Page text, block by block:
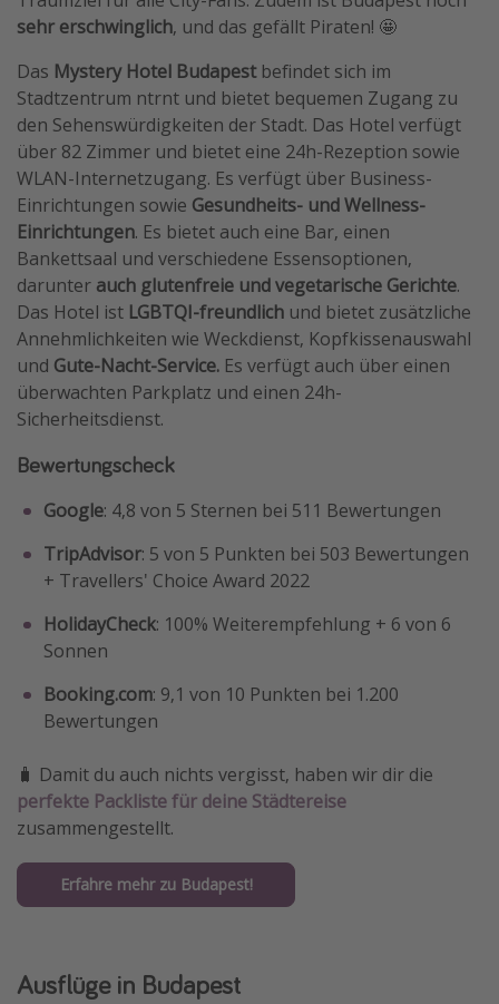
sehr erschwinglich, und das gefällt Piraten! 🤩
Das Mystery Hotel Budapestbefindet sich im
Stadtzentrum ntrnt und bietet bequemen Zugang zu
den Sehenswürdigkeiten der Stadt. Das Hotel verfügt
über 82 Zimmer und bietet eine 24h-Rezeption sowie
WLAN-Internetzugang. Es verfügt über Business-
Einrichtungen sowie Gesundheits- und Wellness-
Einrichtungen. Es bietet auch eine Bar, einen
Bankettsaal und verschiedene Essensoptionen,
darunter auch glutenfreie und vegetarische Gerichte.
Das Hotel ist LGBTQI-freundlich und bietet zusätzliche
Annehmlichkeiten wie Weckdienst, Kopfkissenauswahl
und Gute-Nacht-Service. Es verfügt auch über einen
überwachten Parkplatz und einen 24h-
Sicherheitsdienst.
Bewertungscheck
Google: 4,8 von 5 Sternen bei 511 Bewertungen
TripAdvisor: 5 von 5 Punkten bei 503 Bewertungen
+ Travellers' Choice Award 2022
HolidayCheck: 100% Weiterempfehlung + 6 von 6
Sonnen
Booking.com: 9,1 von 10 Punkten bei 1.200
Bewertungen
🧳 Damit du auch nichts vergisst, haben wir dir die
perfekte Packliste für deine Städtereise
zusammengestellt.
Erfahre mehr zu Budapest!
Ausflüge in Budapest